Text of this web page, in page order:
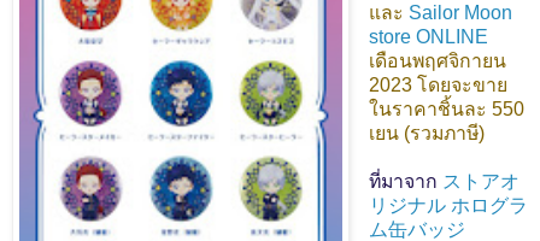
และ Sailor Moon
store ONLINE
เดือนพฤศจิกายน
2023 โดยจะขาย
ในราคาชิ้นละ 550
เยน (รวมภาษี)
ที่มาจาก ストアオ
リジナル ホログラ
ム缶バッジ